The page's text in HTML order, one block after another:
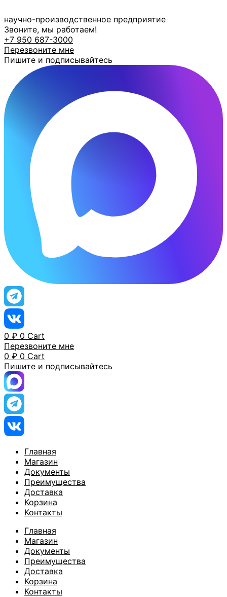
к
содержимому
научно-производственное предприятие
Звоните, мы работаем!
+7 950 687-3000
Перезвоните мне
Пишите и подписывайтесь
0 ₽ 0 Cart
Перезвоните мне
0 ₽ 0 Cart
Пишите и подписывайтесь
Главная
Магазин
Документы
Преимущества
Доставка
Корзина
Контакты
Главная
Магазин
Документы
Преимущества
Доставка
Корзина
Контакты